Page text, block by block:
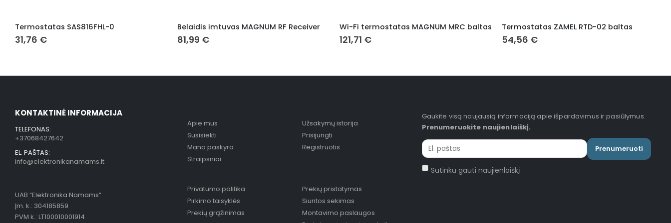
Termostatas SAS816FHL-0
31,76 €
Belaidis imtuvas MAGNUM RF Receiver
81,99 €
Wi-Fi termostatas MAGNUM MRC baltas
121,71 €
Termostatas ZAMEL RTD-02 baltas
54,56 €
KONTAKTINĖ INFORMACIJA
TELEFONAS:
+37068427642
EL. PAŠTAS:
info@elektronikanamams.lt
UAB “Elektronika Namams”
Įm. k.: 304185859
PVM k.: LT100010001914
Apie mus
Susisiekti
Mano paskyra
Straipsniai
Užsakymų istorija
Prisijungti
Registruotis
Privatumo politika
Pirkimo taisyklės
Prekių grąžinimas
Prekių pristatymas
Siuntos sekimas
Montavimo paslaugos
Gaukite visą naujausią informaciją apie išpardavimus ir pasiūlymus.
Prenumeruokite naujienlaiškį.
Prenumeruoti
Sutinku gauti naujienlaiškį